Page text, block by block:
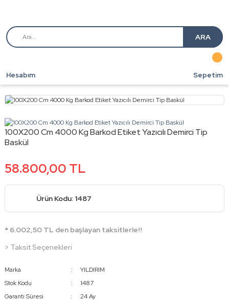
ARA
Hesabım Sepetim
100X200 Cm 4000 Kg Barkod Etiket Yazıcılı Demirci Tip
Baskül
58.800,00 TL
Ürün Kodu: 1487
* 6.002,50 TL den başlayan taksitlerle!!
> Taksit Seçenekleri
Marka
YILDIRIM
Stok Kodu
1487
Garanti Süresi
24 Ay